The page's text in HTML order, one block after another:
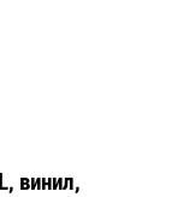
винил,